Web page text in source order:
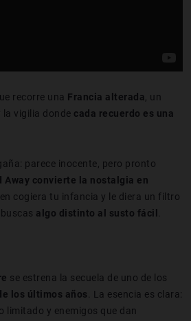
recorre una Francia alterada, un
la vigilia donde cada recuerdo es una
parece inocente, pero pronto
Away convierte la nostalgia en
cogiera tu infancia y le diera un filtro
algo distinto al susto fácil .
se estrena la secuela de uno de los
los últimos años. La esencia es clara:
limitado y enemigos que dan